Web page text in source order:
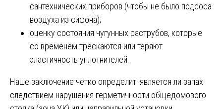
сантехнических приборов (чтобы не было подсоса
воздуха из сифона);
оценку состояния чугунных раструбов, которые
со временем трескаются или теряют
эластичность уплотнителей.
Наше заключение чётко определит: является ли запах
следствием нарушения герметичности общедомового